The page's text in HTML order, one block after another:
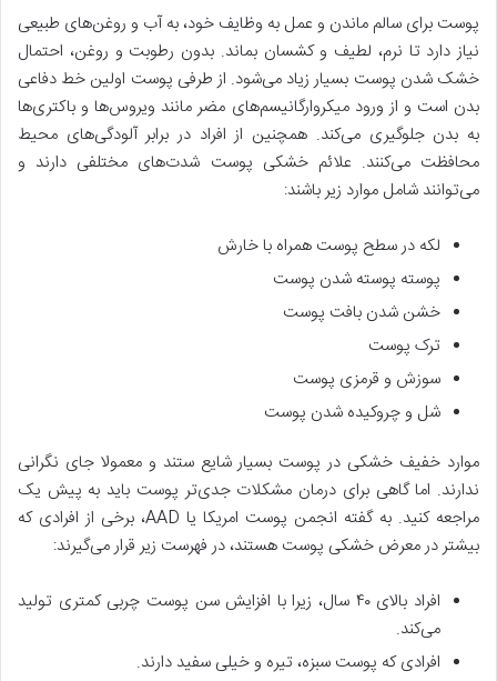
پوست برای سالم ماندن و عمل به وظایف خود، به آب و روغن‌های طبیعی
نیاز دارد تا نرم، لطیف و کشسان بماند. بدون رطوبت و روغن، احتمال
خشک شدن پوست بسیار زیاد می‌شود. از طرفی پوست اولین خط دفاعی
بدن است و از ورود میکروارگانیسم‌های مضر مانند ویروس‌ها و باکتری‌ها
به بدن جلوگیری می‌کند. همچنین از افراد در برابر آلودگی‌های محیط
محافظت می‌کنند. علائم خشکی پوست شدت‌های مختلفی دارند و
می‌توانند شامل موارد زیر باشند:
لکه در سطح پوست همراه با خارش
پوسته پوسته شدن پوست
خشن شدن بافت پوست
ترک پوست
سوزش و قرمزی پوست
شل و چروکیده شدن پوست
موارد خفیف خشکی در پوست بسیار شایع ستند و معمولا جای نگرانی
ندارند. اما گاهی برای درمان مشکلات جدی‌تر پوست باید به پیش یک
مراجعه کنید. به گفته انجمن پوست امریکا یا AAD، برخی از افرادی که
بیشتر در معرض خشکی پوست هستند، در فهرست زیر قرار می‌گیرند:
افراد بالای ۴۰ سال، زیرا با افزایش سن پوست چربی کمتری تولید
می‌کند.
افرادی که پوست سبزه، تیره و خیلی سفید دارند.